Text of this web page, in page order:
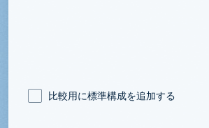
比較用に標準構成を追加する